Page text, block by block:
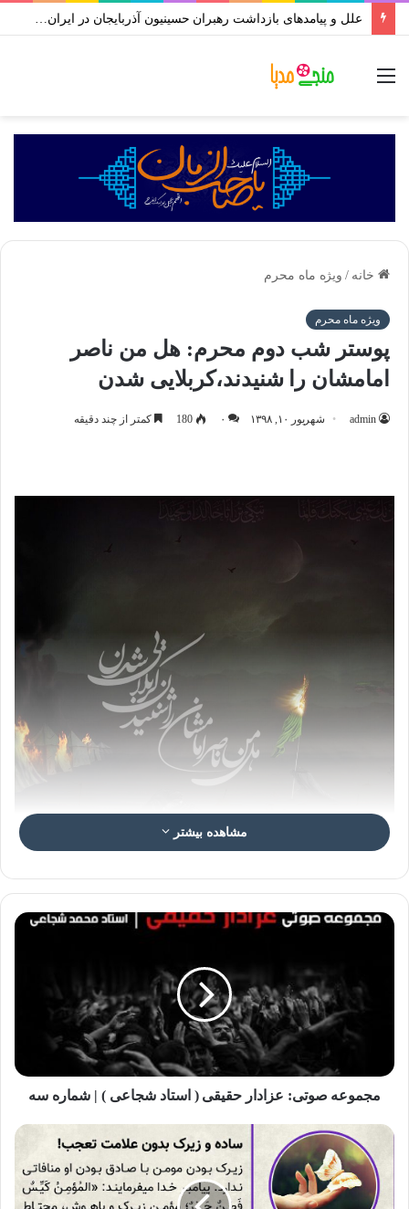
علل و پیامدهای بازداشت رهبران حسینیون آذربایجان در ایران | علی اکبر رائفی پور
خانه / ویژه ماه محرم
ویژه ماه محرم
پوستر شب دوم محرم: هل من ناصر
امامشان را شنیدند،کربلایی شدن
admin شهریور ۱۰, ۱۳۹۸ ۰ 180 کمتر از چند دقیقه
.: پوستر شب دوم :.
#اینجا کربلاست…
کمی آنطرف تر، عده ای به تازگی حاجی شده اند؛ اما #آنان که
ندای “هل من ناصر” امامشان را شنیدند، کربلایی شدند.
و #امروز “کل الارض کربلا”…
کربلایی شو…
مشاهده بیشتر
مجموعه صوتی: عزادار حقیقی ( استاد شجاعی ) | شماره سه